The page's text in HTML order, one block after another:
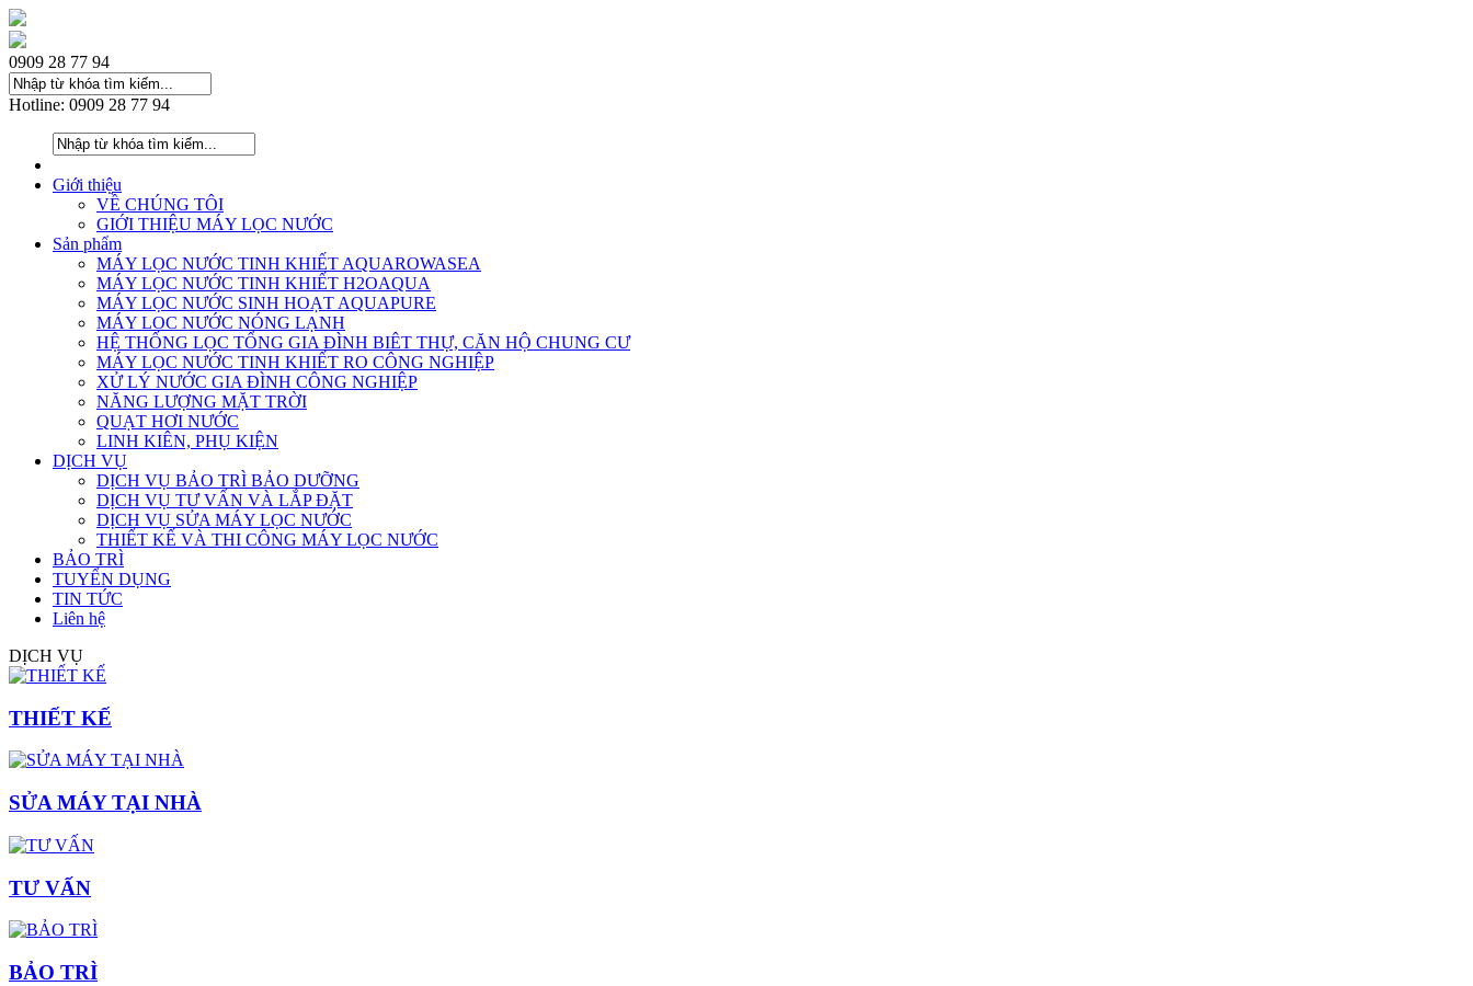
0909 28 77 94
Hotline: 0909 28 77 94
Giới thiệu
VỀ CHÚNG TÔI
GIỚI THIỆU MÁY LỌC NƯỚC
Sản phẩm
MÁY LỌC NƯỚC TINH KHIẾT AQUAROWASEA
MÁY LỌC NƯỚC TINH KHIẾT H2OAQUA
MÁY LỌC NƯỚC SINH HOẠT AQUAPURE
MÁY LOC NƯỚC NÓNG LẠNH
HỆ THỐNG LỌC TỔNG GIA ĐÌNH BIÊT THỰ, CĂN HỘ CHUNG CƯ
MÁY LỌC NƯỚC TINH KHIẾT RO CÔNG NGHIỆP
XỬ LÝ NƯỚC GIA ĐÌNH CÔNG NGHIỆP
NĂNG LƯỢNG MẶT TRỜI
QUẠT HƠI NƯỚC
LINH KIÊN, PHỤ KIỆN
DỊCH VỤ
DỊCH VỤ BẢO TRÌ BẢO DƯỠNG
DỊCH VỤ TƯ VẤN VÀ LẮP ĐẶT
DỊCH VỤ SỬA MÁY LỌC NƯỚC
THIẾT KẾ VÀ THI CÔNG MÁY LỌC NƯỚC
BẢO TRÌ
TUYỂN DỤNG
TIN TỨC
Liên hệ
DỊCH VỤ
THIẾT KẾ
SỬA MÁY TẠI NHÀ
TƯ VẤN
BẢO TRÌ